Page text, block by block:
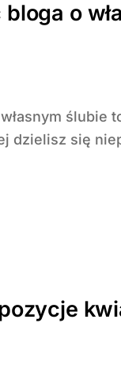
o
dzielisz się